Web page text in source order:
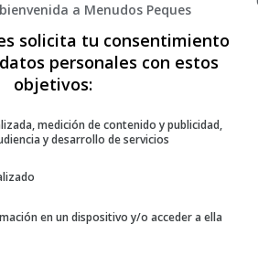
En este caso existe un riesgo de
quizás un poco de hierro. ⇒ Más
durante el embarazo, las hormonas
es esencial beber mucho, tanto más
También puedes optar por caldos
a Menudos Peques
solicita tu consentimiento
personales con estos
objetivos:
medición de contenido y publicidad,
y desarrollo de servicios
en un dispositivo y/o acceder a ella